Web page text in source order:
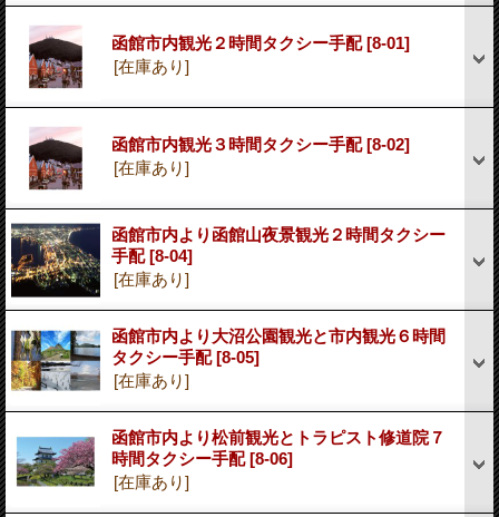
函館市内観光２時間タクシー手配[8-01]
[在庫あり]
函館市内観光３時間タクシー手配[8-02]
[在庫あり]
函館市内より函館山夜景観光２時間タクシー
手配[8-04]
[在庫あり]
函館市内より大沼公園観光と市内観光６時間
タクシー手配[8-05]
[在庫あり]
函館市内より松前観光とトラピスト修道院７
時間タクシー手配[8-06]
[在庫あり]